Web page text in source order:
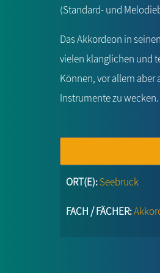
(Standard- und
Das Akkordeon in
vielen klanglichen und
Können, vor allem aber
Instrumente zu wecken.
ORT(E):Seebruck
FACH / FÄCHER: